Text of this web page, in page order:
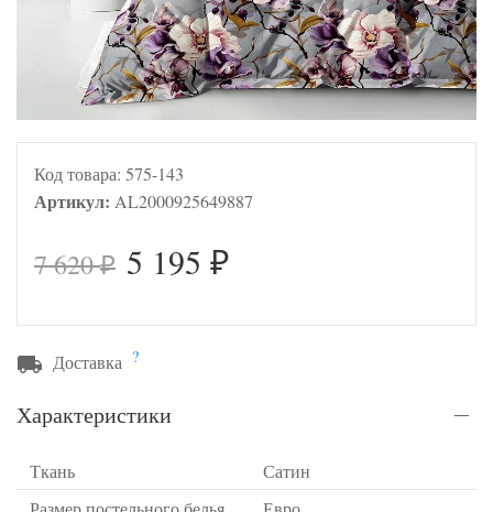
Код товара: 575-143
Артикул: AL2000925649887
7 620₽ 5 195 ₽
Доставка ?
Характеристики
Ткань
Сатин